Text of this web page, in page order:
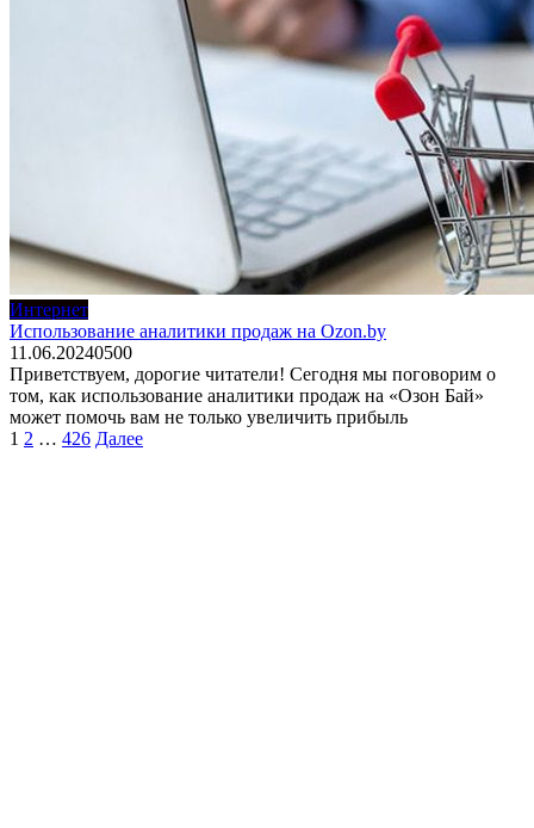
Интернет
Использование аналитики продаж на Ozon.by
11.06.20240500
Приветствуем, дорогие читатели! Сегодня мы поговорим о
том, как использование аналитики продаж на «Озон Бай»
может помочь вам не только увеличить прибыль
Пагинация
1 2 … 426 Далее